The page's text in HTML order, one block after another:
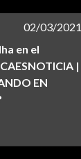
02/03/2021
en el
|
EN